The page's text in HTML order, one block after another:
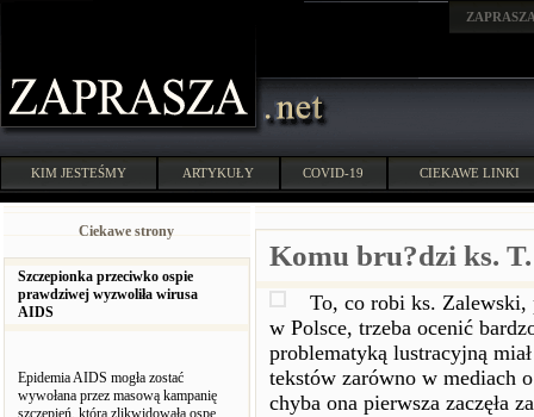
KIM JESTEŚMY ARTYKUŁY COVID-19 CIEKAWE LINKI
Ciekawe strony
Szczepionka przeciwko ospie
prawdziwej wyzwoliła wirusa
AIDS
Epidemia AIDS mogła zostać
wywołana przez masową kampanię
szczepień, która zlikwidowała ospę
Komu bru?dzi ks.
To, co robi ks. Zalewski,
w Polsce, trzeba ocenić
problematyką lustracyjną
tekstów zarówno w mediach
chyba ona pierwsza zaczęła